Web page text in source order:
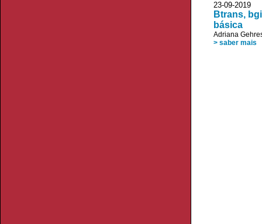
23-09-
Btrans,
básica
Adriana
> saber mais